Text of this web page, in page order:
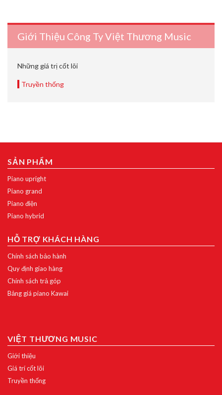
Giới Thiệu Công Ty Việt Thương Music
Những giá trị cốt lõi
Truyền thống
SẢN PHẨM
Piano upright
Piano grand
Piano điện
Piano hybrid
HỖ TRỢ KHÁCH HÀNG
Chính sách bảo hành
Quy định giao hàng
Chính sách trả góp
Bảng giá piano Kawai
VIỆT THƯƠNG MUSIC
Giới thiệu
Giá trí cốt lõi
Truyền thống